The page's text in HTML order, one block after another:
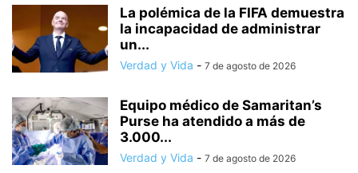
La polémica de la FIFA demuestra
la incapacidad de administrar
un...
Verdad y Vida - 7 de agosto de 2026
Equipo médico de Samaritan’s
Purse ha atendido a más de
3.000...
Verdad y Vida - 7 de agosto de 2026